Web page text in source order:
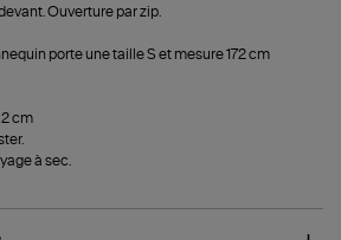
Ouverture par zip.
porte une taille S et mesure 172 cm
cm
à sec.